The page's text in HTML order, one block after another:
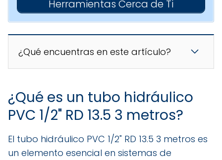
Herramientas Cerca de Ti
¿Qué encuentras en este artículo?
¿Qué es un tubo hidráulico
PVC 1/2" RD 13.5 3 metros?
El tubo hidráulico PVC 1/2" RD 13.5 3 metros es
un elemento esencial en sistemas de